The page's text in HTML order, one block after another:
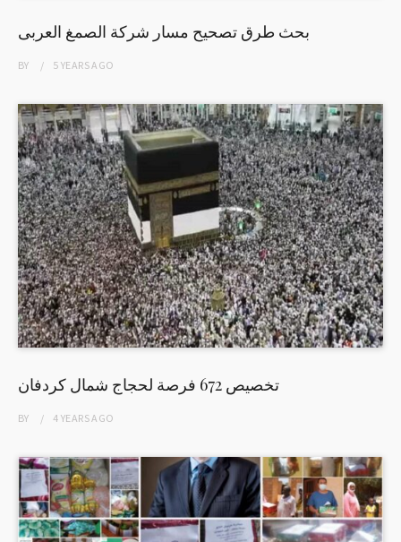
بحث طرق تصحيح مسار شركة الصمغ العربى
BY 5 YEARSAGO
تخصيص 672 فرصة لحجاج شمال كردفان
BY 4 YEARSAGO